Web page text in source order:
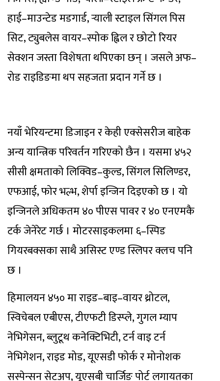
हाई–माउन्टेड मडगार्ड, र्‍याली स्टाइल सिंगल पिस
सिट, ट्युबलेस वायर–स्पोक ह्विल र छोटो रियर
सेक्शन जस्ता विशेषता थपिएका छन् । जसले अफ–
रोड राइडिङमा थप सहजता प्रदान गर्ने छ ।
नयाँ भेरियन्टमा डिजाइन र केही एक्सेसरीज बाहेक
अन्य यान्त्रिक परिवर्तन गरिएको छैन । यसमा ४५२
सीसी क्षमताको लिक्विड–कुल्ड, सिंगल सिलिण्डर,
एफआई, फोर भल्भ, शेर्पा इन्जिन दिइएको छ । यो
इन्जिनले अधिकतम ४० पीएस पावर र ४० एनएमकै
टर्क जेनेरेट गर्छ । मोटरसाइकलमा ६–स्पिड
गियरबक्सका साथै असिस्ट एण्ड स्लिपर क्लच पनि
छ ।
हिमालयन ४५० मा राइड–बाइ–वायर थ्रोटल,
स्विचेबल एबीएस, टीएफटी डिस्प्ले, गुगल म्याप
नेभिगेसन, ब्लुटूथ कनेक्टिभिटी, टर्न वाइ टर्न
नेभिगेशन, राइड मोड, यूएसडी फोर्क र मोनोशक
सस्पेन्सन सेटअप, यूएसबी चार्जिङ पोर्ट लगायतका